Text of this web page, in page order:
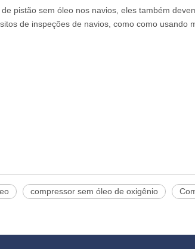
pistão sem óleo nos navios, eles também
de inspeções de navios, como como usando
compressor sem óleo de oxigênio